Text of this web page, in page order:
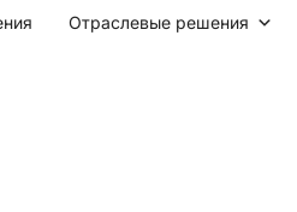
Отраслевые решения